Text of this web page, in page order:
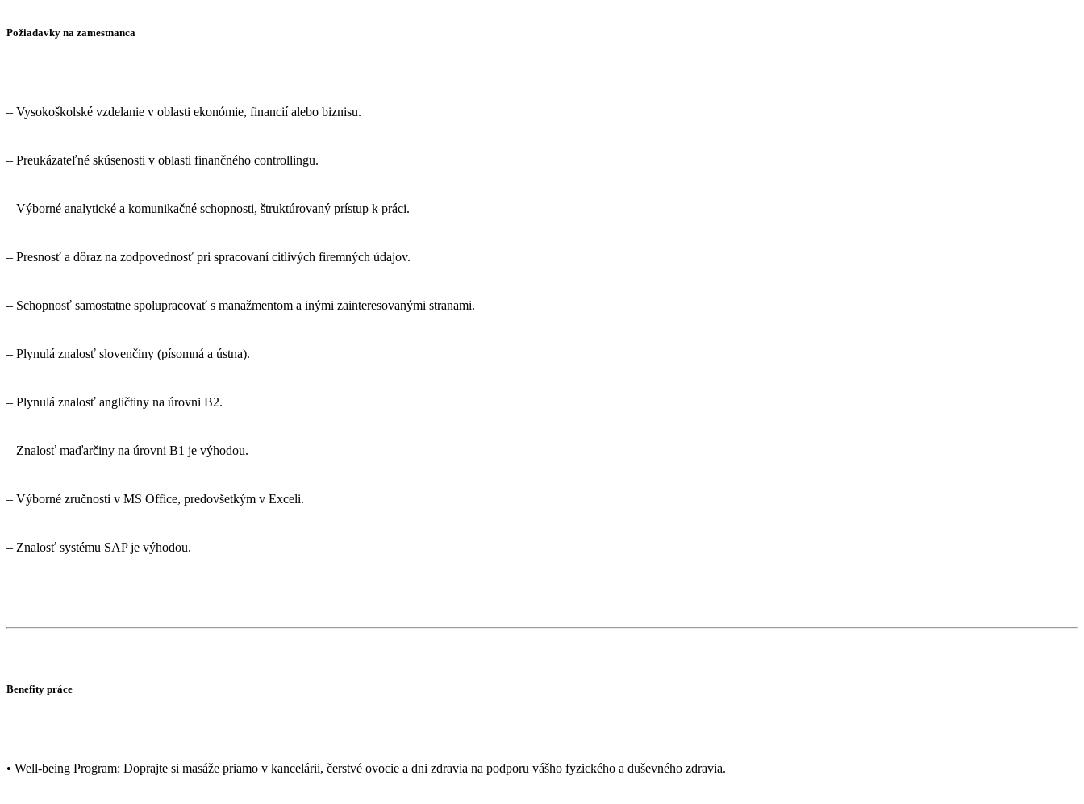
Požiadavky na zamestnanca
– Vysokoškolské vzdelanie v oblasti ekonómie, financií alebo biznisu.
– Preukázateľné skúsenosti v oblasti finančného controllingu.
– Výborné analytické a komunikačné schopnosti, štruktúrovaný prístup k práci.
– Presnosť a dôraz na zodpovednosť pri spracovaní citlivých firemných údajov.
– Schopnosť samostatne spolupracovať s manažmentom a inými zainteresovanými stranami.
– Plynulá znalosť slovenčiny (písomná a ústna).
– Plynulá znalosť angličtiny na úrovni B2.
– Znalosť maďarčiny na úrovni B1 je výhodou.
– Výborné zručnosti v MS Office, predovšetkým v Exceli.
– Znalosť systému SAP je výhodou.
Benefity práce
• Well-being Program: Doprajte si masáže priamo v kancelárii, čerstvé ovocie a dni zdravia na podporu vášho fyzického a duševného zdravia.